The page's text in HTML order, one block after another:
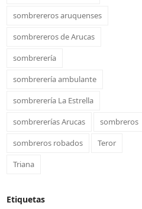
sombrereros aruquenses
sombrereros de Arucas
sombrerería
sombrerería ambulante
sombrerería La Estrella
sombrererías Arucas
sombreros
sombreros robados
Teror
Triana
Etiquetas